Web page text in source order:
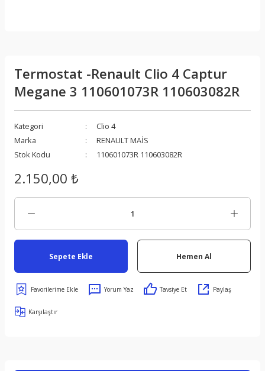
Termostat -Renault Clio 4 Captur
Megane 3 110601073R 110603082R
Kategori
Clio 4
Marka
RENAULT MAİS
Stok Kodu
110601073R 110603082R
2.150,00 ₺
Sepete Ekle Hemen Al
Yorum Yaz Tavsiye Et Paylaş
Karşılaştır